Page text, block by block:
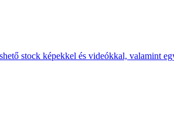
stock képekkel és videókkal, valamint